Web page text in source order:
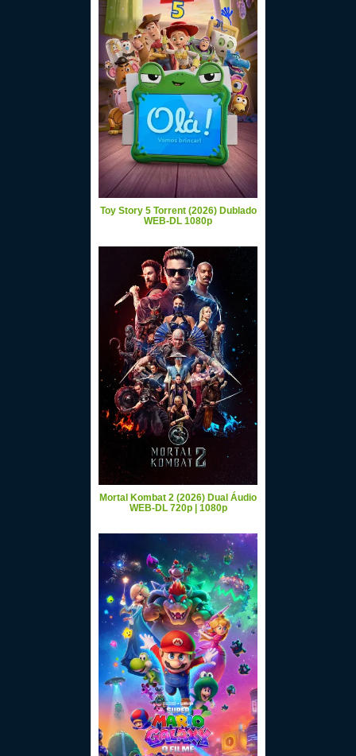
Toy Story 5 Torrent (2026) Dublado
WEB-DL 1080p
Mortal Kombat 2 (2026) Dual Áudio
WEB-DL 720p | 1080p